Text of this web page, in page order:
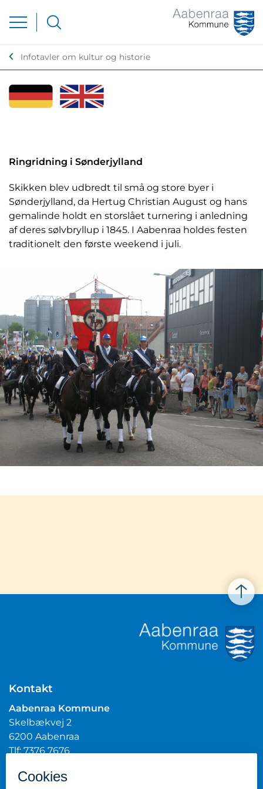
Infotavler om kultur og historie
Ringridning i Sønderjylland
Skikken blev udbredt til små og store byer i
Sønderjylland, da Hertug Christian August og hans
gemalinde holdt en storslået turnering i anledning
af deres sølvbryllup i 1845. I Aabenraa holdes festen
traditionelt den første weekend i juli.
Kontakt
Aabenraa Kommune
Skelbækvej 2
6200 Aabenraa
Tlf: 7376 7676
CVR.nr.: 29189854